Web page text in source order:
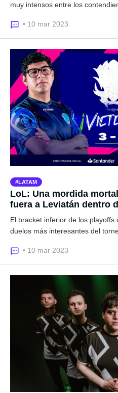
muy intensos entre los
• 10 mar 2023
LATAM
LoL: Una mordida
fuera a Leviatán dentro
El bracket inferior de los playoffs
duelos más interesantes del
• 10 mar 2023